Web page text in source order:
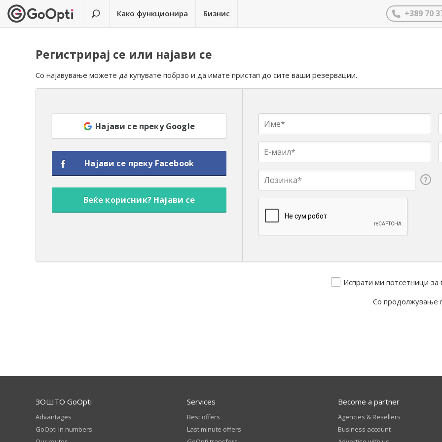
Како функционира Бизнис +389 70
Регистрирај се или најави се
Со најавување можете да купувате побрзо и да имате пристап до сите ваши резервации.
Најави се преку Google
Најави се преку Facebook
Веќе корисник? Најави се
Испрати ми потсетници за
Со продолжување
ЗОШТО GoOpti
Advantages
GoOpti in numbers
Services
Best offers
Last minute offers
Become a partner
Agencies & Resellers
Business account